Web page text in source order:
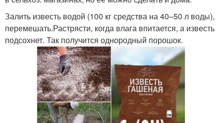
Залить известь водой (100 кг средства на 40–50 л воды),
перемешать.Растрясти, когда влага впитается, а известь
подсохнет. Так получится однородный порошок.